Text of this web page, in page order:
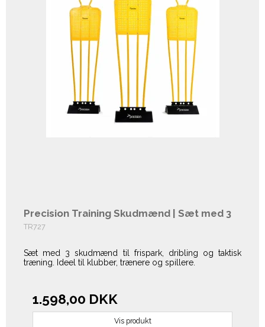
Precision Training Skudmænd | Sæt med 3
TR727
Sæt med 3 skudmænd til frispark, dribling og taktisk
træning. Ideel til klubber, trænere og spillere.
1.598,00 DKK
Vis produkt